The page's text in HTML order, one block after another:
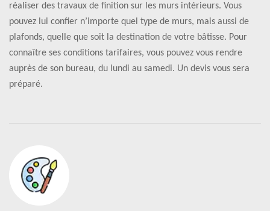
réaliser des travaux de finition sur les murs intérieurs. Vous
pouvez lui confier n’importe quel type de murs, mais aussi de
plafonds, quelle que soit la destination de votre bâtisse. Pour
connaître ses conditions tarifaires, vous pouvez vous rendre
auprès de son bureau, du lundi au samedi. Un devis vous sera
préparé.